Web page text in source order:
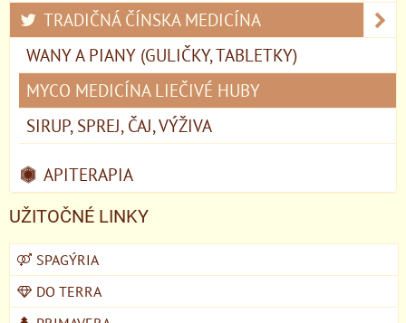
TRADIČNÁ ČÍNSKA MEDICÍNA
WANY A PIANY (GULIČKY, TABLETKY)
MYCO MEDICÍNA LIEČIVÉ HUBY
SIRUP, SPREJ, ČAJ, VÝŽIVA
APITERAPIA
UŽITOČNÉ LINKY
SPAGÝRIA
DO TERRA